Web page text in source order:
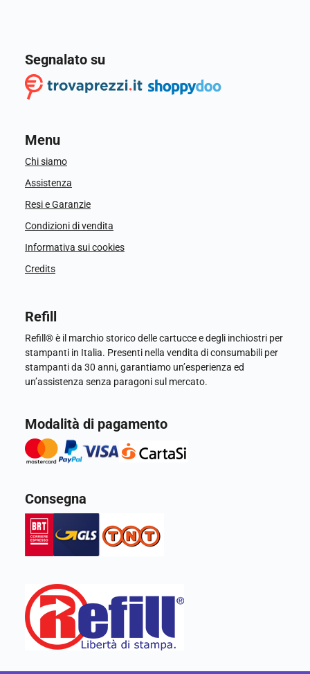
Segnalato su
Menu
Chi siamo
Assistenza
Resi e Garanzie
Condizioni di vendita
Informativa sui cookies
Credits
Refill
Refill® è il marchio storico delle cartucce e degli inchiostri per
stampanti in Italia. Presenti nella vendita di consumabili per
stampanti da 30 anni, garantiamo un’esperienza ed
un’assistenza senza paragoni sul mercato.
Modalità di pagamento
Consegna